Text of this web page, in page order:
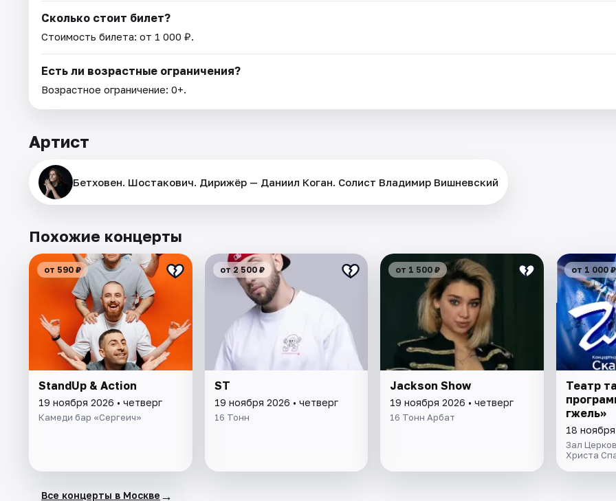
Сколько стоит билет?
Стоимость билета: от 1 000 ₽.
Есть ли возрастные ограничения?
Возрастное ограничение: 0+.
Артист
Бетховен. Шостакович. Дирижёр — Даниил Коган. Солист Владимир Вишневский
Похожие концерты
от 590 ₽
StandUp & Action
19 ноября 2026 • четверг
Камеди бар «Сергеич»
от 2 500 ₽
ST
19 ноября 2026 • четверг
16 Тонн
от 1 500 ₽
Jackson Show
19 ноября 2026 • четверг
16 Тонн Арбат
от 1 000 ₽
Театр
гжель»
18
Зал
Христа
Все концерты в Москве →